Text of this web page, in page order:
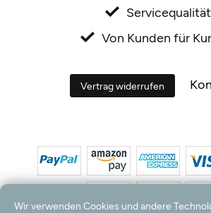
Servicequalität
Von Kunden für
Vertrag widerrufen
Wir verwenden Cookies und andere